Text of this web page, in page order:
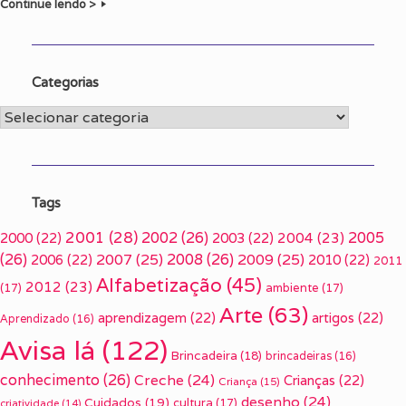
Continue lendo >
Categorias
Categorias
Tags
2000 (22) 2001 (28) 2002(26) 2003 (22) 2004 (23) 2005
(26) 2006 (22) 2007 (25) 2008(26) 2009(25) 2010 (22) 2011
(17) 2012 (23) Alfabetização (45) ambiente (17)
Aprendizado (16) aprendizagem (22) Arte (63) artigos (22)
Avisa lá (122) Brincadeira (18) brincadeiras (16)
conhecimento(26) Creche (24) Criança (15) Crianças (22)
criatividade (14) Cuidados (19) cultura (17) desenho (24)